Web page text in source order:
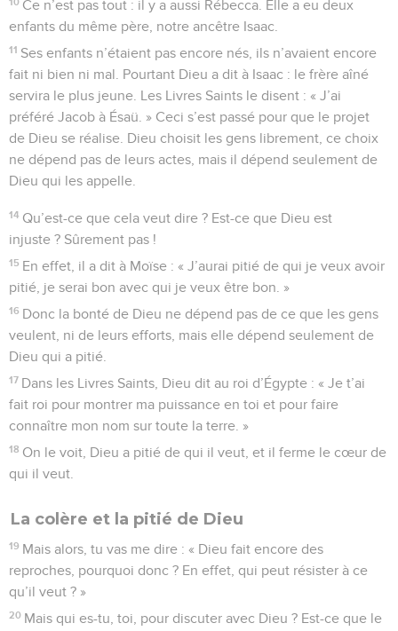
Ce n’est pas tout : il y a aussi Rébecca. Elle a eu deux
enfants du même père, notre ancêtre Isaac.
11 Ses enfants n’étaient pas encore nés, ils n’avaient encore
fait ni bien ni mal. Pourtant Dieu a dit à Isaac : le frère aîné
servira le plus jeune. Les Livres Saints le disent : « J’ai
préféré Jacob à Ésaü. » Ceci s’est passé pour que le projet
de Dieu se réalise. Dieu choisit les gens librement, ce choix
ne dépend pas de leurs actes, mais il dépend seulement de
Dieu qui les appelle.
14 Qu’est-ce que cela veut dire ? Est-ce que Dieu est
injuste ? Sûrement pas !
15 En effet, il a dit à Moïse : « J’aurai pitié de qui je veux avoir
pitié, je serai bon avec qui je veux être bon. »
16 Donc la bonté de Dieu ne dépend pas de ce que les gens
veulent, ni de leurs efforts, mais elle dépend seulement de
Dieu qui a pitié.
17 Dans les Livres Saints, Dieu dit au roi d’Égypte : « Je t’ai
fait roi pour montrer ma puissance en toi et pour faire
connaître mon nom sur toute la terre. »
18 On le voit, Dieu a pitié de qui il veut, et il ferme le cœur de
qui il veut.
La colère et la pitié de Dieu
19 Mais alors, tu vas me dire : « Dieu fait encore des
reproches, pourquoi donc ? En effet, qui peut résister à ce
qu’il veut ? »
20 Mais qui es-tu, toi, pour discuter avec Dieu ? Est-ce que le